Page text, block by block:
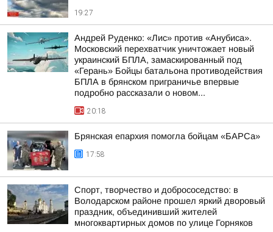
19:27
Андрей Руденко: «Лис» против «Анубиса».
Московский перехватчик уничтожает новый
украинский БПЛА, замаскированный под
«Герань» Бойцы батальона противодействия
БПЛА в брянском приграничье впервые
подробно рассказали о новом...
20:18
Брянская епархия помогла бойцам «БАРСа»
17:58
Спорт, творчество и добрососедство: в
Володарском районе прошел яркий дворовый
праздник, объединивший жителей
многоквартирных домов по улице Горняков